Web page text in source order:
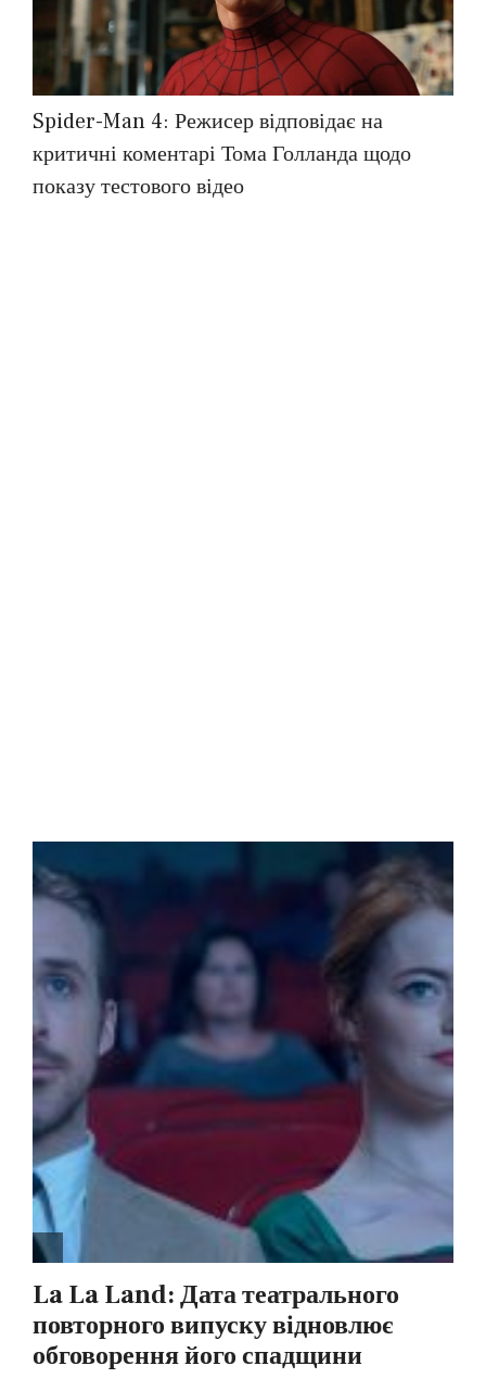
Spider-Man 4: Режисер відповідає на
критичні коментарі Тома Голланда щодо
показу тестового відео